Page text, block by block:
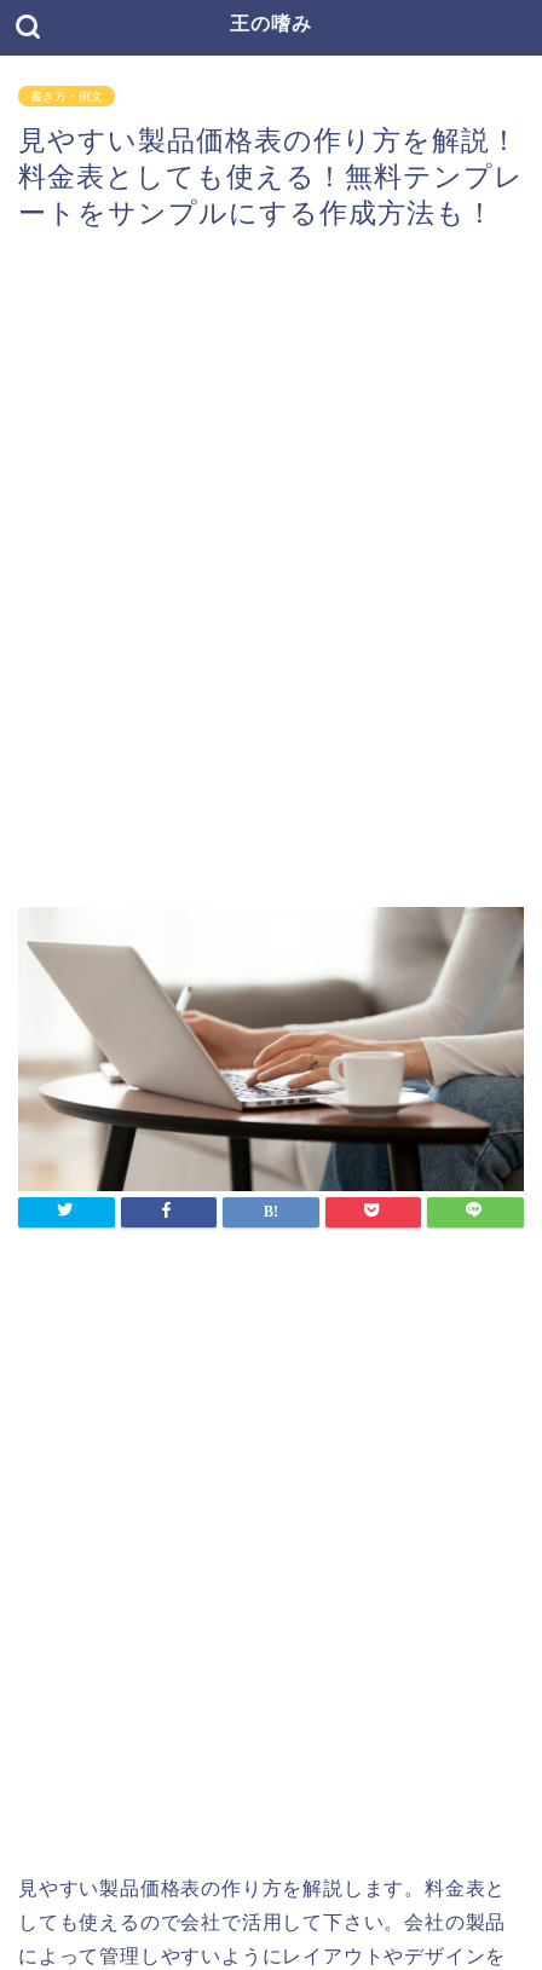
王の嗜み
書き方・例文
見やすい製品価格表の作り方を解説！
料金表としても使える！無料テンプレ
ートをサンプルにする作成方法も！
見やすい製品価格表の作り方を解説します。料金表と
しても使えるので会社で活用して下さい。会社の製品
によって管理しやすいようにレイアウトやデザインを